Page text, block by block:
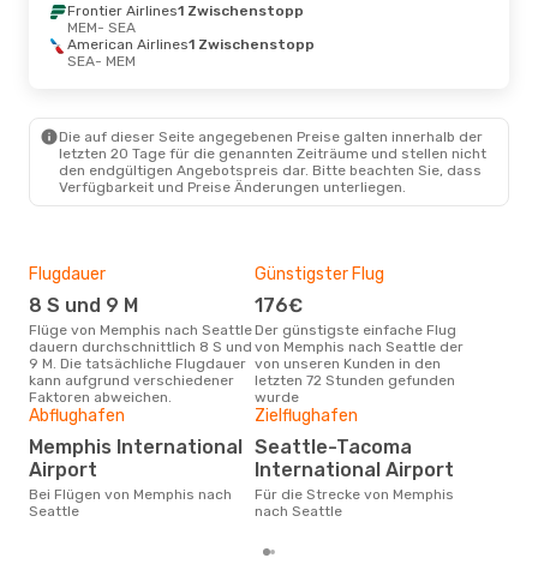
Frontier Airlines1 Zwischenstopp
MEM- SEA
American Airlines1 Zwischenstopp
SEA- MEM
Die auf dieser Seite angegebenen Preise galten innerhalb der
letzten 20 Tage für die genannten Zeiträume und stellen nicht
den endgültigen Angebotspreis dar. Bitte beachten Sie, dass
Verfügbarkeit und Preise Änderungen unterliegen.
Flugdauer
8 S und 9 M
Flüge von Memphis nach Seattle
dauern durchschnittlich 8 S und
9 M. Die tatsächliche Flugdauer
kann aufgrund verschiedener
Faktoren abweichen.
Günstigster Flug
176€
Der günstigste einfache Flug
von Memphis nach Seattle der
von unseren Kunden in den
letzten 72 Stunden gefunden
wurde
Abflughafen
Memphis International
Airport
Bei Flügen von Memphis nach
Seattle
Zielflughafen
Seattle-Tacoma
International Airport
Für die Strecke von Memphis
nach Seattle